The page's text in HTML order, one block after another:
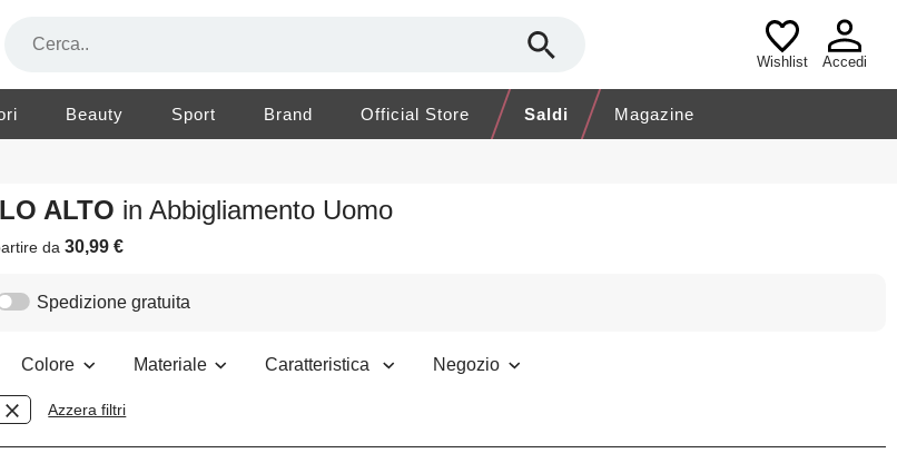
Wishlist Accedi
Beauty Sport Brand Official Store Saldi Magazine
ALTO in Abbigliamento Uomo
da30,99 €
Spedizione gratuita
Colore Materiale Caratteristica Negozio
Azzera filtri